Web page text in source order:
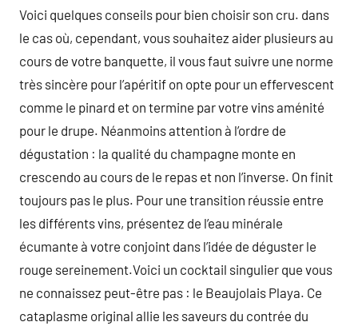
Voici quelques conseils pour bien choisir son cru. dans
le cas où, cependant, vous souhaitez aider plusieurs au
cours de votre banquette, il vous faut suivre une norme
très sincère pour l’apéritif on opte pour un effervescent
comme le pinard et on termine par votre vins aménité
pour le drupe. Néanmoins attention à l’ordre de
dégustation : la qualité du champagne monte en
crescendo au cours de le repas et non l’inverse. On finit
toujours pas le plus. Pour une transition réussie entre
les différents vins, présentez de l’eau minérale
écumante à votre conjoint dans l’idée de déguster le
rouge sereinement.Voici un cocktail singulier que vous
ne connaissez peut-être pas : le Beaujolais Playa. Ce
cataplasme original allie les saveurs du contrée du